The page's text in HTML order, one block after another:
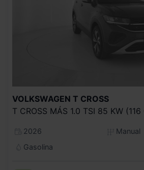
VOLKSWAGEN T CROSS
T CROSS MÁS 1.0 TSI 85 KW
2026
Manual
Gasolina